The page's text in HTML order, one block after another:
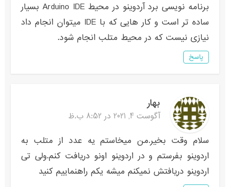
برنامه نویسی برد آردوینو در محیط Arduino IDE بسیار
ساده تر است و کار هایی که با IDE میتوان انجام داد
نیازی نیست که در محیط متلب انجام شود.
پاسخ
بهار
آگوست 4, 2021 در 8:52 ب.ظ
سلام وقت بخیر.من میخاستم یه عدد از متلب به
اردوینو بفرستم و در اردوینو اونو دریافت کنم.ولی تی
اردوینو دریافتش نمیکنم میشه یکم راهنماییم کنید